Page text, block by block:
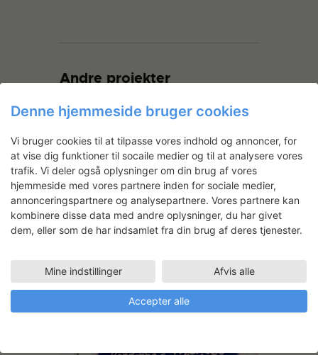
Andre projekter
Frederikke Jul Vedelsby: You
Denne hjemmeside bruger cookies
Vi bruger cookies til at tilpasse vores indhold og annoncer, for
at vise dig funktioner til socaile medier og til at analysere vores
trafik. Vi deler også oplysninger om din brug af vores
hjemmeside med vores partnere inden for sociale medier,
annonceringspartnere og analysepartnere. Vores partnere kan
kombinere disse data med andre oplysninger, du har givet
dem, eller som de har indsamlet fra din brug af deres tjenester.
Mine indstillinger Afvis alle
Accepter alle